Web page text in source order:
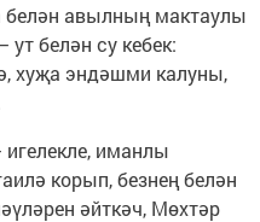
белән авылның мактаулы
белән су кебек:
хуҗа эндәшми калуны,
игелекле, иманлы
корып, безнең белән
әйткәч, Мөхтәр